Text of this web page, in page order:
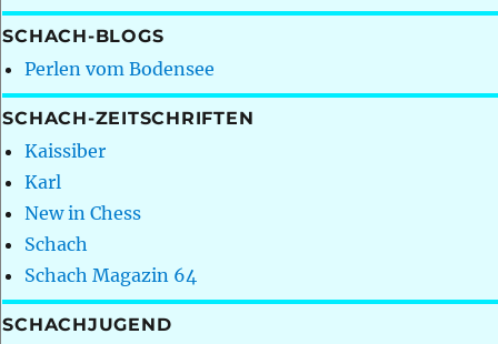
SCHACH-BLOGS
Perlen vom Bodensee
SCHACH-ZEITSCHRIFTEN
Kaissiber
Karl
New in Chess
Schach
Schach Magazin 64
SCHACHJUGEND